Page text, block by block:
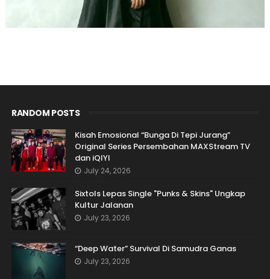
RANDOM POSTS
Kisah Emosional “Bunga Di Tepi Jurang”
Original Series Persembahan MAXStream TV
dan iQIYI
July 24, 2026
Sixtols Lepas Single "Punks & Skins" Ungkap
Kultur Jalanan
July 23, 2026
“Deep Water” Survival Di Samudra Ganas
July 23, 2026